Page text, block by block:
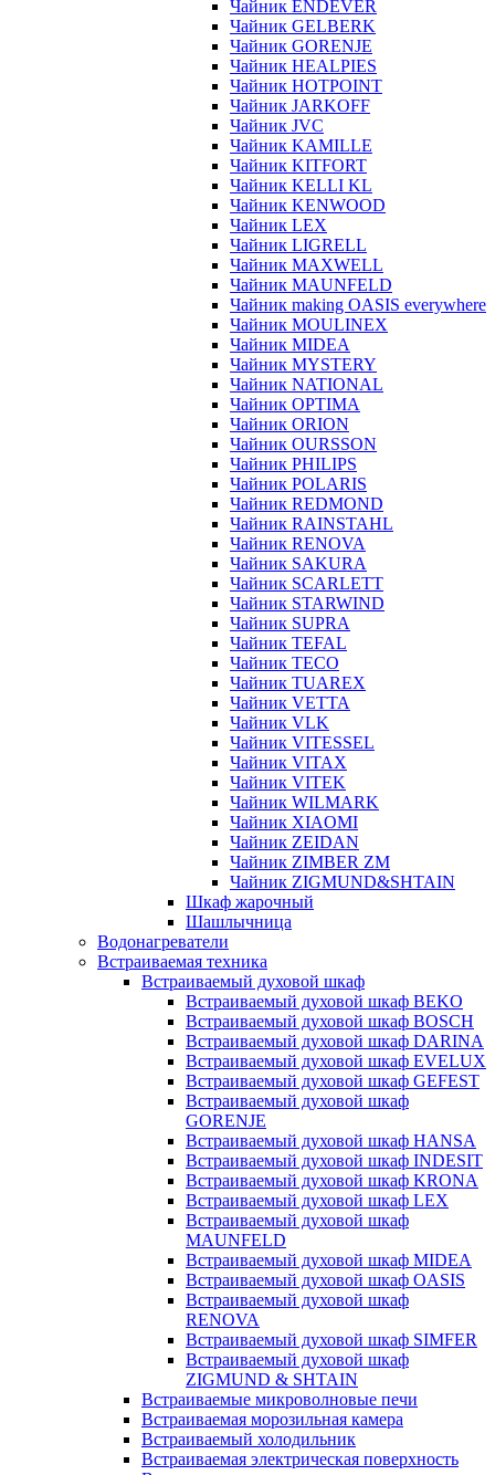
Чайник ENDEVER
Чайник GELBERK
Чайник GORENJE
Чайник HEALPIES
Чайник HOTPOINT
Чайник JARKOFF
Чайник JVC
Чайник KAMILLE
Чайник KITFORT
Чайник KELLI KL
Чайник KENWOOD
Чайник LEX
Чайник LIGRELL
Чайник MAXWELL
Чайник MAUNFELD
Чайник making OASIS everywhere
Чайник MOULINEX
Чайник MIDEA
Чайник MYSTERY
Чайник NATIONAL
Чайник OPTIMA
Чайник ORION
Чайник OURSSON
Чайник PHILIPS
Чайник POLARIS
Чайник REDMOND
Чайник RAINSTAHL
Чайник RENOVA
Чайник SAKURA
Чайник SCARLETT
Чайник STARWIND
Чайник SUPRA
Чайник TEFAL
Чайник TECO
Чайник TUAREX
Чайник VETTA
Чайник VLK
Чайник VITESSEL
Чайник VITAX
Чайник VITEK
Чайник WILMARK
Чайник XIAOMI
Чайник ZEIDAN
Чайник ZIMBER ZM
Чайник ZIGMUND&SHTAIN
Шкаф жарочный
Шашлычница
Водонагреватели
Встраиваемая техника
Встраиваемый духовой шкаф
Встраиваемый духовой шкаф BEKO
Встраиваемый духовой шкаф BOSCH
Встраиваемый духовой шкаф DARINA
Встраиваемый духовой шкаф EVELUX
Встраиваемый духовой шкаф GEFEST
Встраиваемый духовой шкаф
GORENJE
Встраиваемый духовой шкаф HANSA
Встраиваемый духовой шкаф INDESIT
Встраиваемый духовой шкаф KRONA
Встраиваемый духовой шкаф LEX
Встраиваемый духовой шкаф
MAUNFELD
Встраиваемый духовой шкаф MIDEA
Встраиваемый духовой шкаф OASIS
Встраиваемый духовой шкаф
RENOVA
Встраиваемый духовой шкаф SIMFER
Встраиваемый духовой шкаф
ZIGMUND & SHTAIN
Встраиваемые микроволновые печи
Встраиваемая морозильная камера
Встраиваемый холодильник
Встраиваемая электрическая поверхность